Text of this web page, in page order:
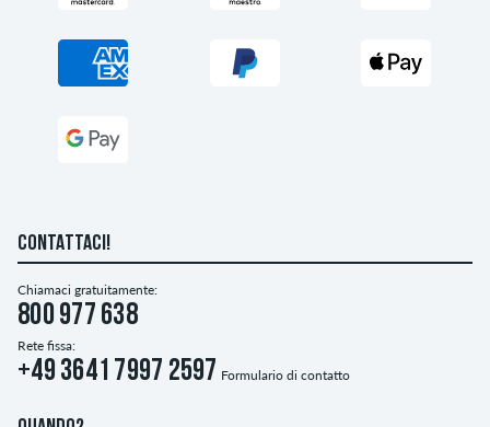
CONTATTACI!
Chiamaci gratuitamente:
800 977 638
Rete fissa:
+49 3641 7997 2597 Formulario di contatto